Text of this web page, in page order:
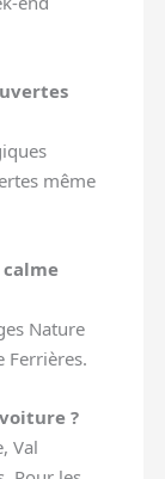
même
Nature
Ferrières.
?
Val